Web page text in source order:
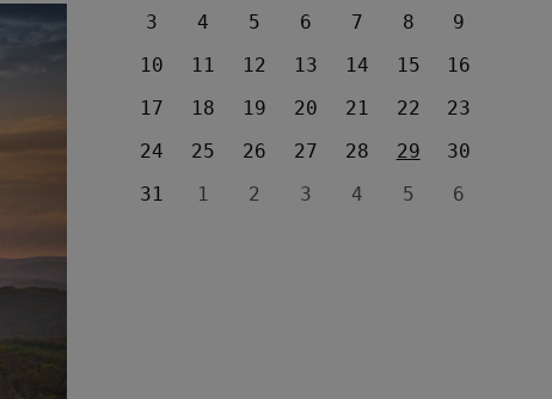
3
4 5 6 7 8
9
10
11 12 13 14 15
16
17
18 19 20 21 22
23
24
25 26 27 28 29
30
31
1 2 3 4 5 6